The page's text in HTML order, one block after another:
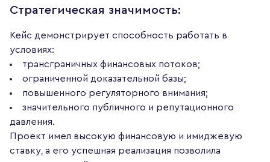
Стратегическая значимость:
Кейс демонстрирует способность работать в
условиях:
трансграничных финансовых потоков;
ограниченной доказательной базы;
повышенного регуляторного внимания;
значительного публичного и репутационного
давления.
Проект имел высокую финансовую и имиджевую
ставку, а его успешная реализация позволила